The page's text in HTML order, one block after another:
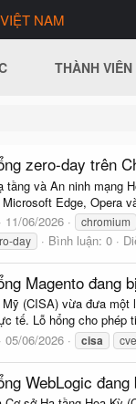
NAM
THÀNH VIÊN
zero-day trên
tầng và An ninh mạng
Edge, Opera
11/06/2026 chromium
day Bình luận: 0
Magento đang
(CISA) vừa đưa
tế. Lỗ hổng cho
05/06/2026 cisa
WebLogic